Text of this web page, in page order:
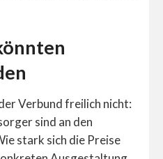
Verbund freilich nicht:
sind an den
stark sich die Preise